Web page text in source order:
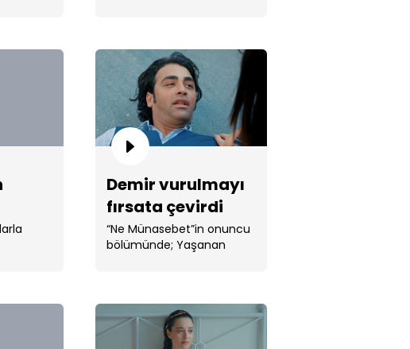
Nil: Çikolata bulun bana!
Demir, Nil'i düşmeden yakaladı!
Demir vurulmayı
fırsata çevirdi
“Ne Münasebet”in onuncu
bölümünde; Yaşanan